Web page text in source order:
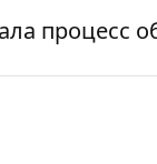
процесс